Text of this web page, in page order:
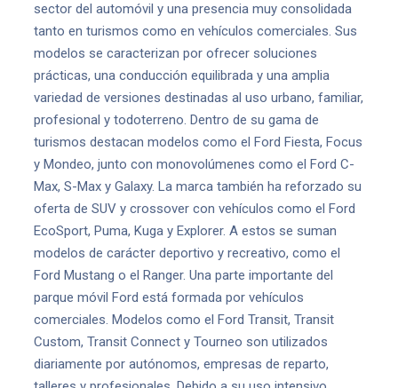
sector del automóvil y una presencia muy consolidada
tanto en turismos como en vehículos comerciales. Sus
modelos se caracterizan por ofrecer soluciones
prácticas, una conducción equilibrada y una amplia
variedad de versiones destinadas al uso urbano, familiar,
profesional y todoterreno. Dentro de su gama de
turismos destacan modelos como el Ford Fiesta, Focus
y Mondeo, junto con monovolúmenes como el Ford C-
Max, S-Max y Galaxy. La marca también ha reforzado su
oferta de SUV y crossover con vehículos como el Ford
EcoSport, Puma, Kuga y Explorer. A estos se suman
modelos de carácter deportivo y recreativo, como el
Ford Mustang o el Ranger. Una parte importante del
parque móvil Ford está formada por vehículos
comerciales. Modelos como el Ford Transit, Transit
Custom, Transit Connect y Tourneo son utilizados
diariamente por autónomos, empresas de reparto,